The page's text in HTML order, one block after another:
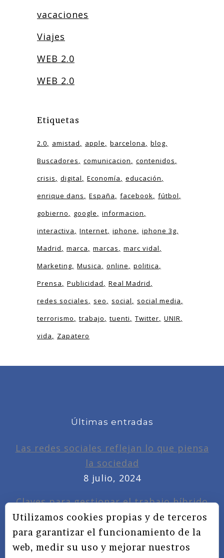
vacaciones
Viajes
WEB 2.0
WEB 2.0
Etiquetas
2.0 amistad apple barcelona
blog
Buscadores
comunicacion
contenidos
crisis
digital Economía
educación
enrique dans
España facebook
fútbol
gobierno
google
informacion
interactiva
Internet iphone
iphone 3g
Madrid
marca marcas
marc vidal
Marketing
Musica online
politica
Prensa
Publicidad
Real Madrid
redes sociales
seo social
social media
terrorismo
trabajo tuenti Twitter
UNIR
vida
Zapatero
Últimas entradas
Las redes sociales reflejan lo que piensa
la sociedad
8 julio, 2024
Claves para gestionar el trabajo híbrido
7 noviembre, 2022
Privacidad, redes sociales y educación
3 septiembre, 2019
Utilizamos cookies propias y de terceros
para garantizar el funcionamiento de la
web, medir su uso y mejorar nuestros